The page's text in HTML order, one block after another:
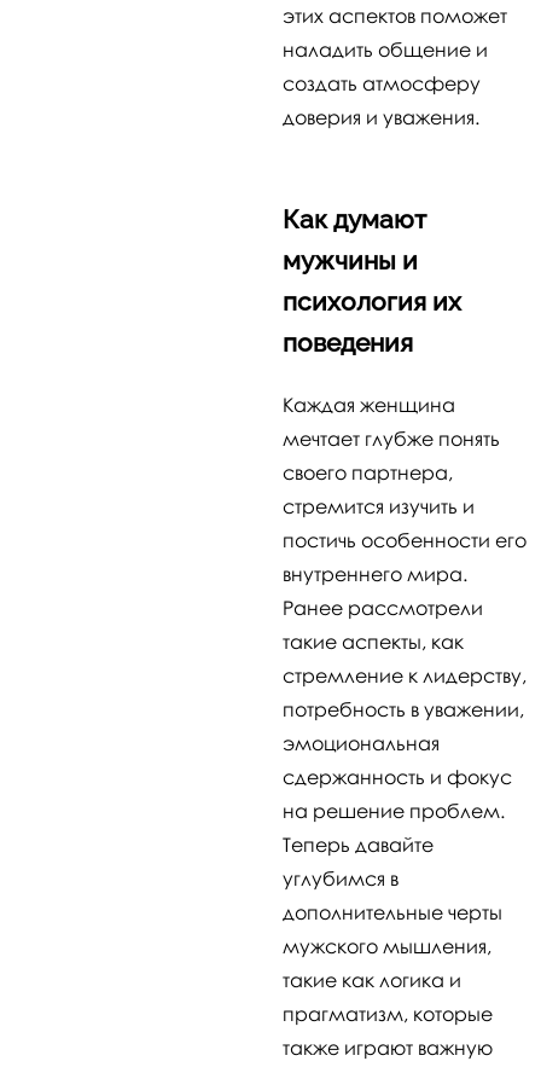
этих аспектов поможет
наладить общение и
создать атмосферу
доверия и уважения.
Как думают
мужчины и
психология их
поведения
Каждая женщина
мечтает глубже понять
своего партнера,
стремится изучить и
постичь особенности его
внутреннего мира.
Ранее рассмотрели
такие аспекты, как
стремление к лидерству,
потребность в уважении,
эмоциональная
сдержанность и фокус
на решение проблем.
Теперь давайте
углубимся в
дополнительные черты
мужского мышления,
такие как логика и
прагматизм, которые
также играют важную